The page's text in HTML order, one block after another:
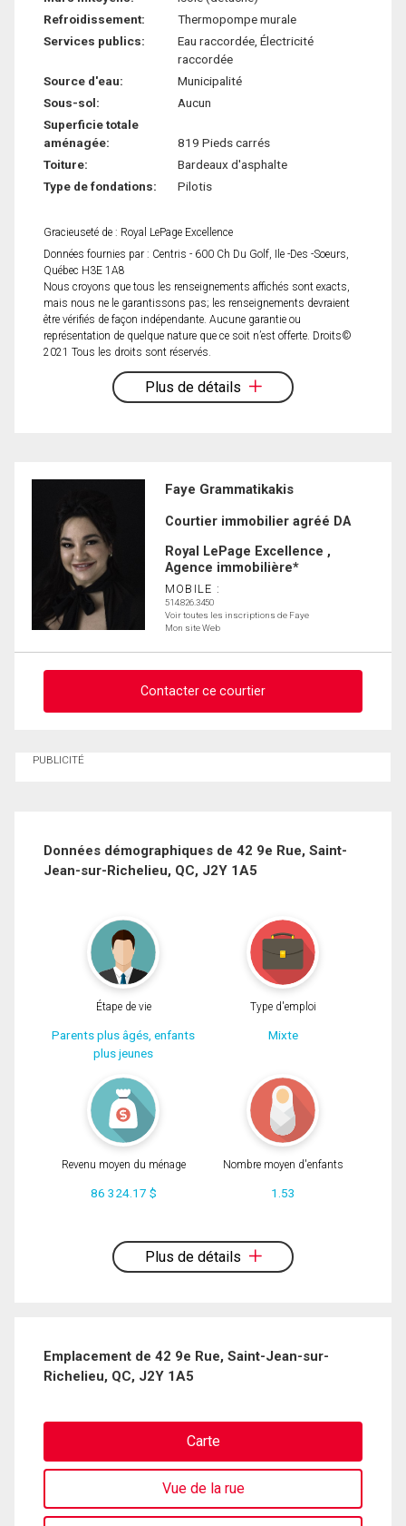
Refroidissement:
Thermopompe murale
Services publics:
Eau raccordée, Électricité
raccordée
Source d'eau:
Municipalité
Sous-sol:
Aucun
Superficie totale
aménagée:
819 Pieds carrés
Toiture:
Bardeaux d'asphalte
Type de fondations:
Pilotis
Gracieuseté de : Royal LePage Excellence
Données fournies par : Centris - 600 Ch Du Golf, Ile -Des -Soeurs,
Québec H3E 1A8
Nous croyons que tous les renseignements affichés sont exacts,
mais nous ne le garantissons pas; les renseignements devraient
être vérifiés de façon indépendante. Aucune garantie ou
représentation de quelque nature que ce soit n’est offerte. Droits©
2021 Tous les droits sont réservés.
Plus de détails
Faye Grammatikakis
Courtier immobilier agréé DA
Royal LePage Excellence ,
Agence immobilière*
MOBILE :
514.826.3450
Voir toutes les inscriptions de Faye
Mon site Web
Contacter ce courtier
Demander des infos sur cette inscription
PUBLICITÉ
Données démographiques de 42 9e Rue, Saint-
Jean-sur-Richelieu, QC, J2Y 1A5
Étape de vie
Parents plus âgés, enfants
plus jeunes
Type d'emploi
Mixte
Revenu moyen du ménage
86 324.17 $
Nombre moyen d'enfants
1.53
Plus de détails
Emplacement de 42 9e Rue, Saint-Jean-sur-
Richelieu, QC, J2Y 1A5
Carte
Vue de la rue